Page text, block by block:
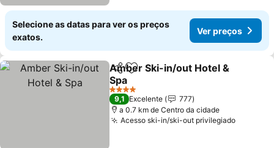
Selecione as datas para ver os preços
exatos.
Ver preços
PartilharAdicionar aos favoritos
Amber Ski-in/out Hotel &
Spa
4 Estrelas
9,1 Excelente
777
a 0.7 km de Centro da cidade
Acesso ski-in/ski-out privilegiado